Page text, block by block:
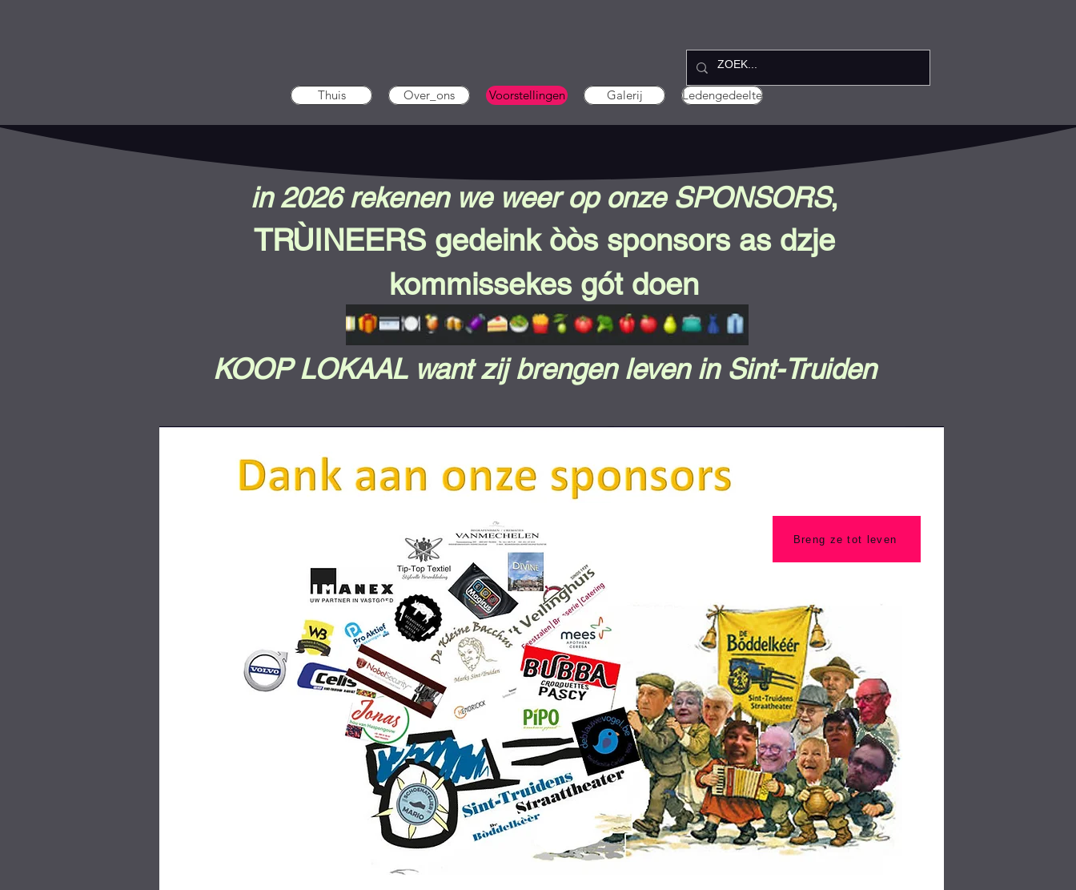
Thuis Over_ons Voorstellingen Galerij Ledengedeelte
in 2026 rekenen we weer op onze SPONSORS,
TRÙINEERS gedeink òòs sponsors as dzje
kommissekes gót doen
KOOP LOKAAL want zij brengen leven in Sint-Truiden
Breng ze tot leven